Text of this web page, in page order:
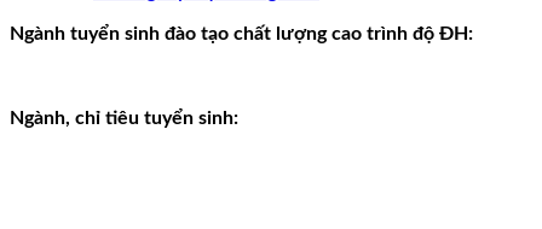
Ngành tuyển sinh đào tạo chất lượng cao trình độ ĐH:
Ngành, chỉ tiêu tuyển sinh: